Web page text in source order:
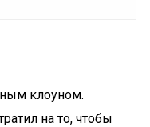
клоуном.
на то, чтобы